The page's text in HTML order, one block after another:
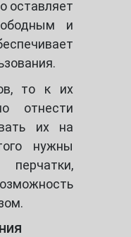
оставляет
и
то к их
отнести
их на
нужны